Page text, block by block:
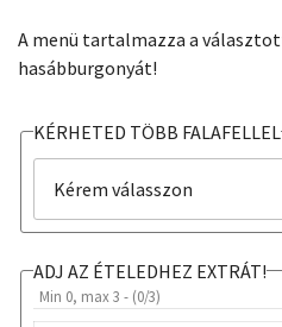
A menü tartalmazza a
hasábburgonyát!
KÉRHETED TÖBB FALAFELLEL
ADJ AZ ÉTELEDHEZ EXTRÁT!
Min 0, max 3 - (0/3)